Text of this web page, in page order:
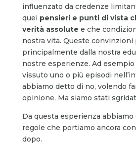
influenzato da credenze
quei pensieri e punti di vista
verità assolute e che
nostra vita. Queste convinzioni
principalmente dalla nostra
nostre esperienze. Ad
vissuto uno o più episodi
abbiamo detto di no, volendo
opinione. Ma siamo stati
Da questa esperienza
regole che portiamo ancora
dopo.